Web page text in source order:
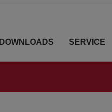
DOWNLOADS SERVICE